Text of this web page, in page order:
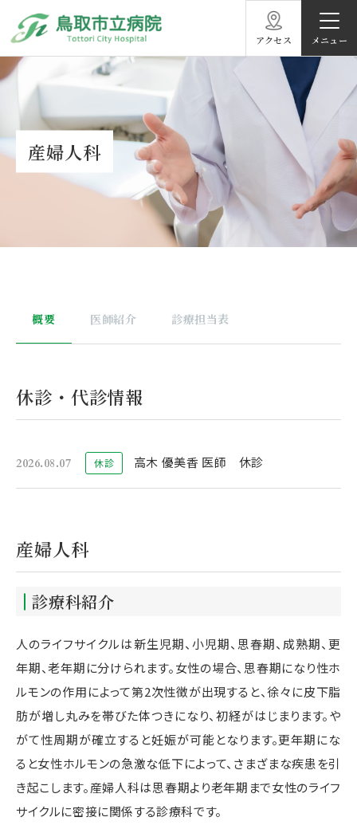
アクセス
産婦人科
概要 医師紹介 診療担当表
休診・代診情報
2026.08.07 休診 高木 優美香 医師 休診
産婦人科
診療科紹介
人のライフサイクルは新生児期、小児期、思春期、成熟期、更
年期、老年期に分けられます。女性の場合、思春期になり性ホ
ルモンの作用によって第2次性徴が出現すると、徐々に皮下脂
肪が増し丸みを帯びた体つきになり、初経がはじまります。や
がて性周期が確立すると妊娠が可能となります。更年期にな
ると女性ホルモンの急激な低下によって、さまざまな疾患を引
き起こします。産婦人科は思春期より老年期まで女性のライフ
サイクルに密接に関係する診療科です。